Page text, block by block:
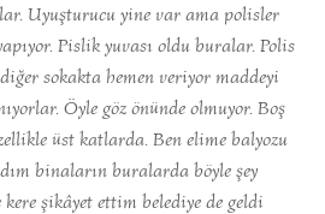
Uyuşturucu yine var ama polisler
Pislik yuvası oldu buralar. Polis
sokakta hemen veriyor maddeyi
Öyle göz önünde olmuyor. Boş
üst katlarda. Ben elime balyozu
binaların buralarda böyle şey
şikâyet ettim belediye de geldi